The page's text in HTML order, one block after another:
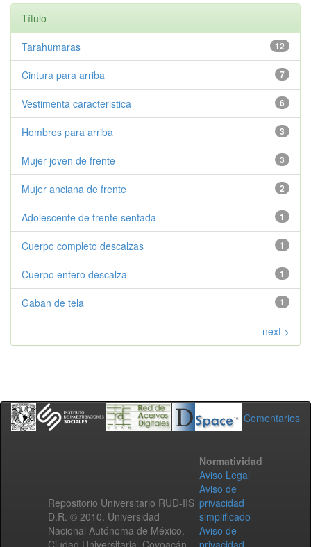
Título
12
Tarahumaras
7
Cintura para arriba
6
Vestimenta caracteristica
3
Hombros para arriba
3
Mujer joven de frente
2
Mujer anciana de frente
1
Adolescente de frente sentada
1
Cuerpo completo descalzas
1
Cuerpo entero descalza
1
Gaban de tela
next >
Comentarios
Repositorio Universitario RUD-IIS
D.R. © 2010. Universidad
Nacional Autónoma de México.
Ciudad Universitaria, Coyoacán,
Normatividad
Aviso Legal
Aviso de
privacidad
simplificado
Aviso de
privacidad